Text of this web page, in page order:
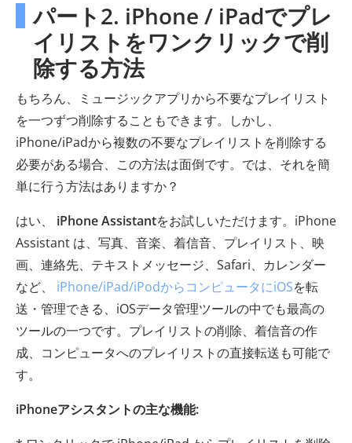
パート2. iPhone / iPadでプレ
イリストをワンクリックで削
除する方法
もちろん、ミュージックアプリから不要なプレイリスト
を一つずつ削除することもできます。しかし、
iPhone/iPadから複数の不要なプレイリストを削除する
必要がある場合、この方法は面倒です。では、それを簡
単に行う方法はありますか？
はい、 iPhone Assistantをお試しいただけます。iPhone
Assistant は、写真、音楽、着信音、プレイリスト、映
画、連絡先、テキストメッセージ、Safari、カレンダー
など、 iPhone/iPad/iPodからコンピュータにiOSを転
送・管理できる、iOSデータ管理ツールの中でも最高の
ツールの一つです。プレイリストの削除、着信音の作
成、コンピュータへのプレイリストの直接転送も可能で
す。
iPhoneアシスタントの主な機能: